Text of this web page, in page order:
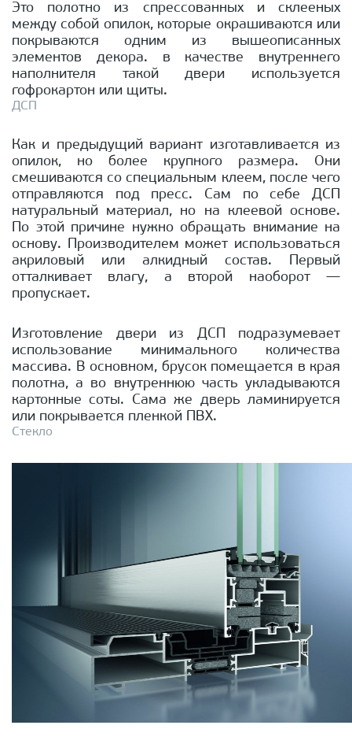
Это полотно из спрессованных и склееных
между собой опилок, которые окрашиваются или
покрываются одним из вышеописанных
элементов декора. в качестве внутреннего
наполнителя такой двери используется
гофрокартон или щиты.
ДСП
Как и предыдущий вариант изготавливается из
опилок, но более крупного размера. Они
смешиваются со специальным клеем, после чего
отправляются под пресс. Сам по себе ДСП
натуральный материал, но на клеевой основе.
По этой причине нужно обращать внимание на
основу. Производителем может использоваться
акриловый или алкидный состав. Первый
отталкивает влагу, а второй наоборот —
пропускает.
Изготовление двери из ДСП подразумевает
использование минимального количества
массива. В основном, брусок помещается в края
полотна, а во внутреннюю часть укладываются
картонные соты. Сама же дверь ламинируется
или покрывается пленкой ПВХ.
Стекло